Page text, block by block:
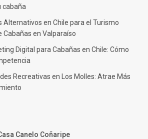
cabaña
Alternativos en Chile para el Turismo
Cabañas en Valparaíso
Digital para Cabañas en Chile: Cómo
Recreativas en Los Molles: Atrae Más
Canelo Coñaripe